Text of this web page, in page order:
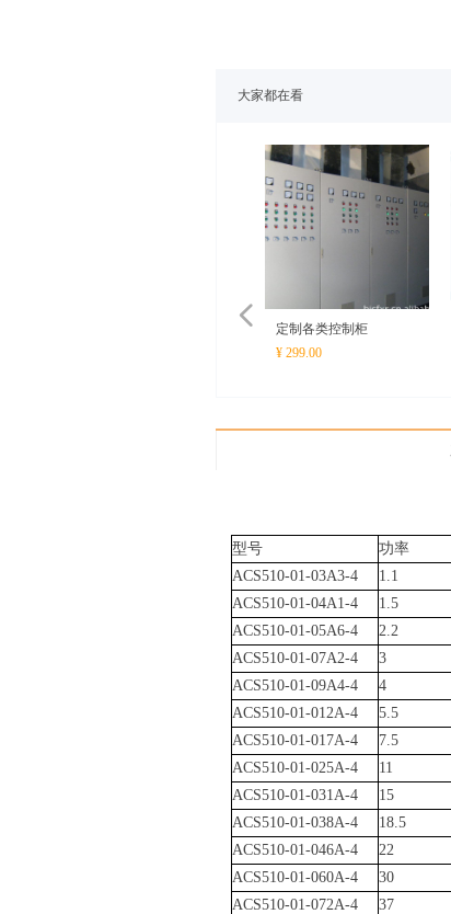
型号 功率
ACS510-01-03A3-4
1.1
ACS510-01-04A1-4 1.5
ACS510-01-05A6-4
2.2
ACS510-01-07A2-4
3
ACS510-01-09A4-4
4
ACS510-01-012A-4
5.5
ACS510-01-017A-4
7.5
ACS510-01-025A-4
11
ACS510-01-031A-4
15
ACS510-01-038A-4 18.5
ACS510-01-046A-4
22
ACS510-01-060A-4
30
ACS510-01-072A-4 37
大家都在看
定制各类控制柜
¥ 299.00
넳